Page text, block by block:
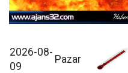
2026-08-
09
Pazar